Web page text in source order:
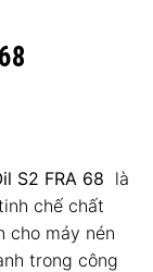
S2 FRA 68 là
chế chất
cho máy nén
trong công